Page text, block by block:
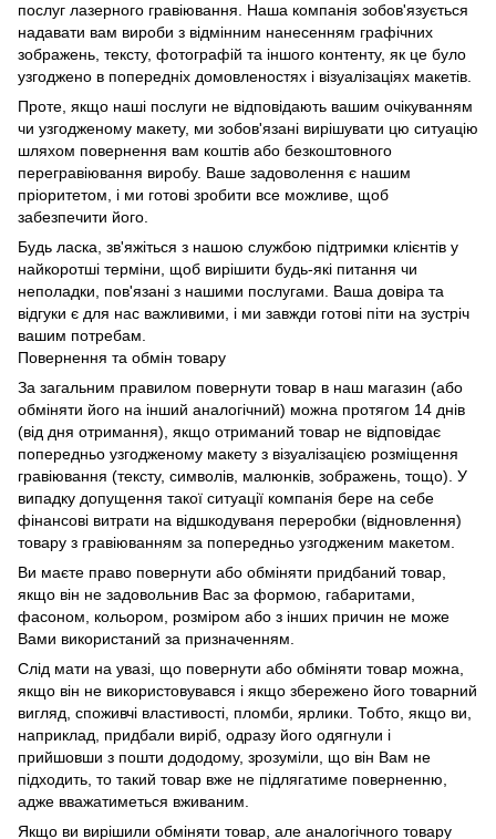
послуг лазерного гравіювання. Наша компанія зобов'язується
надавати вам вироби з відмінним нанесенням графічних
зображень, тексту, фотографій та іншого контенту, як це було
узгоджено в попередніх домовленостях і візуалізаціях макетів.
Проте, якщо наші послуги не відповідають вашим очікуванням
чи узгодженому макету, ми зобов'язані вирішувати цю ситуацію
шляхом повернення вам коштів або безкоштовного
перегравіювання виробу. Ваше задоволення є нашим
пріоритетом, і ми готові зробити все можливе, щоб
забезпечити його.
Будь ласка, зв'яжіться з нашою службою підтримки клієнтів у
найкоротші терміни, щоб вирішити будь-які питання чи
неполадки, пов'язані з нашими послугами. Ваша довіра та
відгуки є для нас важливими, і ми завжди готові піти на зустріч
вашим потребам.
Повернення та обмін товару
За загальним правилом повернути товар в наш магазин (або
обміняти його на інший аналогічний) можна протягом 14 днів
(від дня отримання), якщо отриманий товар не відповідає
попередньо узгодженому макету з візуалізацією розміщення
гравіювання (тексту, символів, малюнків, зображень, тощо). У
випадку допущення такої ситуації компанія бере на себе
фінансові витрати на відшкодуваня переробки (відновлення)
товару з гравіюванням за попередньо узгодженим макетом.
Ви маєте право повернути або обміняти придбаний товар,
якщо він не задовольнив Вас за формою, габаритами,
фасоном, кольором, розміром або з інших причин не може
Вами використаний за призначенням.
Слід мати на увазі, що повернути або обміняти товар можна,
якщо він не використовувався і якщо збережено його товарний
вигляд, споживчі властивості, пломби, ярлики. Тобто, якщо ви,
наприклад, придбали виріб, одразу його одягнули і
прийшовши з пошти дододому, зрозуміли, що він Вам не
підходить, то такий товар вже не підлягатиме поверненню,
адже вважатиметься вживаним.
Якщо ви вирішили обміняти товар, але аналогічного товару